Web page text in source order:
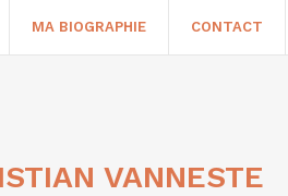
MA BIOGRAPHIE CONTACT
VANNESTE